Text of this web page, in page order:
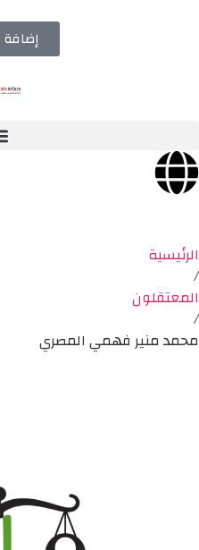
الرئيسية
/
المعتقلون
/
محمد منير فهمي المصري